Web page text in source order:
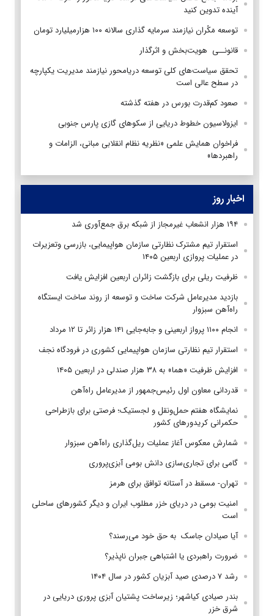
آینده تدوین کنید
توسعه مَکُران نیازمند سرمایه گذاری سالانه ۱۰۰ هزارمیلیارد تومان
قانونــی هویت‌بخش و اثرگذار
تحقق سیاست‌های کلی توسعه دریامحور نیازمند مدیریت یکپارچه
در سطح عالی است
صعود کم‌قدرت بورس در هفته گذشته
ایزولاسیون خطوط دریایی از سکوهای گازی پارس جنوبی
فراخوان همایش علمی «نظریه نظام انقلابی مبانی، الزامات و
راهبردها»
اخبار روز
۱۹۴ هزار انشعاب غیرمجاز از شبکه برق جمع‌آوری شد
استقرار تیم مشترک نظارتی سازمان هواپیمایی، بازرسی وتعزیرات
در عملیات پروازی اربعین ۱۴۰۵
ظرفیت ریلی برای بازگشت زائران اربعین افزایش یافت
بازدید مدیرعامل شرکت ساخت و توسعه از روند ساخت ایستگاه
راه‌آهن سبزوار
انجام ۱۱۰۰ پرواز اربعینی و جابه‌جایی ۱۴۱ هزار زائر تا ۱۲ مرداد
استقرار تیم‌ نظارتی سازمان هواپیمایی کشوری در فرودگاه نجف
افزایش ظرفیت «هما» به ۳۸ هزار صندلی در اربعین ۱۴۰۵
قدردانی معاون اول رئیس‌جمهور از مدیرعامل راه‌آهن
نمایشگاه هفتم حمل‌ونقل و لجستیک؛ فرصتی برای بازطراحی
حکمرانی کریدورهای کشور
شمارش معکوس آغاز عملیات ریل‌گذاری راه‌آهن سبزوار
گامی برای تجاری‌سازی دانش بومی آبزی‌پروری
تهران- مسقط در آستانه توافق برای هرمز
امنیت بومی در دریای خزر مطلوب ایران و دیگر کشورهای ساحلی
است
آیا صیادان جاسک به حق خود می‌رسند؟
ضرورت راهبردی یا اشتباهی جبران ناپذیر؟
رشد ۷ درصدی صید آبزیان کشور در سال ۱۴۰۴
بندر صیادی کیاشهر؛ زیرساخت پشتیان آبزی پروری دریایی در
شرق خزر